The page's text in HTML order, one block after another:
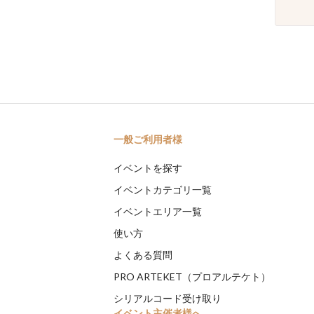
一般ご利用者様
イベントを探す
イベントカテゴリ一覧
イベントエリア一覧
使い方
よくある質問
PRO ARTEKET（プロアルテケト）
シリアルコード受け取り